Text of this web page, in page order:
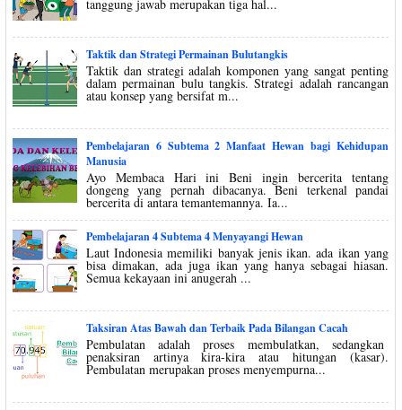
tanggung jawab merupakan tiga hal...
Taktik dan Strategi Permainan Bulutangkis
Taktik dan strategi adalah komponen yang sangat penting
dalam permainan bulu tangkis. Strategi adalah rancangan
atau konsep yang bersifat m...
Pembelajaran 6 Subtema 2 Manfaat Hewan bagi Kehidupan
Manusia
Ayo Membaca Hari ini Beni ingin bercerita tentang
dongeng yang pernah dibacanya. Beni terkenal pandai
bercerita di antara temantemannya. Ia...
Pembelajaran 4 Subtema 4 Menyayangi Hewan
Laut Indonesia memiliki banyak jenis ikan. ada ikan yang
bisa dimakan, ada juga ikan yang hanya sebagai hiasan.
Semua kekayaan ini anugerah ...
Taksiran Atas Bawah dan Terbaik Pada Bilangan Cacah
Pembulatan adalah proses membulatkan, sedangkan
penaksiran artinya kira-kira atau hitungan (kasar).
Pembulatan merupakan proses menyempurna...